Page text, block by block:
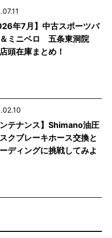
年7月】中古スポーツバ
ミニベロ 五条東洞院
頭在庫まとめ！
ンテナンス】Shimano油圧
クブレーキホース交換と
ディングに挑戦してみよ